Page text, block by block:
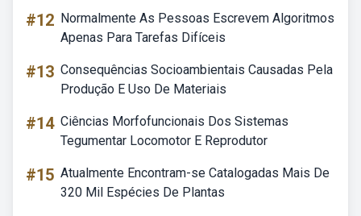
#12 Normalmente As Pessoas Escrevem Algoritmos
Apenas Para Tarefas Difíceis
#13 Consequências Socioambientais Causadas Pela
Produção E Uso De Materiais
#14 Ciências Morfofuncionais Dos Sistemas
Tegumentar Locomotor E Reprodutor
#15 Atualmente Encontram-se Catalogadas Mais De
320 Mil Espécies De Plantas